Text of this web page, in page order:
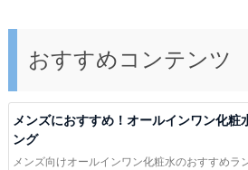
画像を添付
おすすめコンテンツ
メンズにおすすめ！オールインワン化粧
ング
メンズ向けオールインワン化粧水のおすすめラ